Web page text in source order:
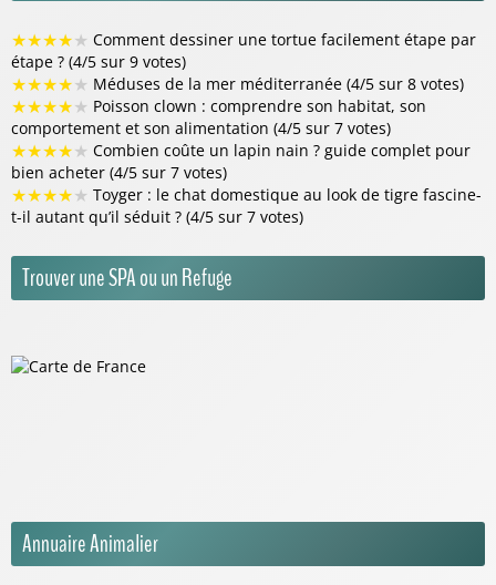
★★★★★ Comment dessiner une tortue facilement étape par
étape ? (4/5 sur 9 votes)
★★★★★ Méduses de la mer méditerranée (4/5 sur 8 votes)
★★★★★ Poisson clown : comprendre son habitat, son
comportement et son alimentation (4/5 sur 7 votes)
★★★★★ Combien coûte un lapin nain ? guide complet pour
bien acheter (4/5 sur 7 votes)
★★★★★ Toyger : le chat domestique au look de tigre fascine-
t-il autant qu’il séduit ? (4/5 sur 7 votes)
Trouver une SPA ou un Refuge
Annuaire Animalier